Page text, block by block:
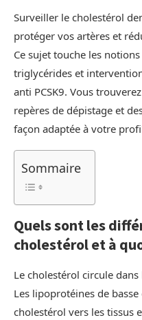
Surveiller le cholestérol
protéger vos artères et
Ce sujet touche les
triglycérides et
anti PCSK9. Vous
repères de dépistage et
façon adaptée à votre
Sommaire
Quels sont les
cholestérol et à
Le cholestérol circule
Les lipoprotéines de basse
cholestérol vers les tissus